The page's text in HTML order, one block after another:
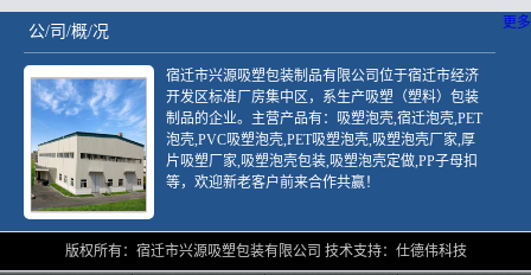
更多
公/司/概/况
宿迁市兴源吸塑包装制品有限公司位于宿迁市经济
开发区标准厂房集中区，系生产吸塑（塑料）包装
制品的企业。主营产品有：吸塑泡壳,宿迁泡壳,PET
泡壳,PVC吸塑泡壳,PET吸塑泡壳,吸塑泡壳厂家,厚
片吸塑厂家,吸塑泡壳包装,吸塑泡壳定做,PP子母扣
等，欢迎新老客户前来合作共赢！
版权所有： 宿迁市兴源吸塑包装有限公司 技术支持：仕德伟科技